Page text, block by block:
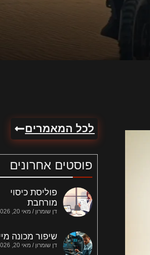
לכל המאמרים
פוסטים אחרונים
פוליסת כיסוי
מורחבת
דן שומרון מאי 20, 2026
שיפור מכונה
דן שומרון מאי 20, 2026